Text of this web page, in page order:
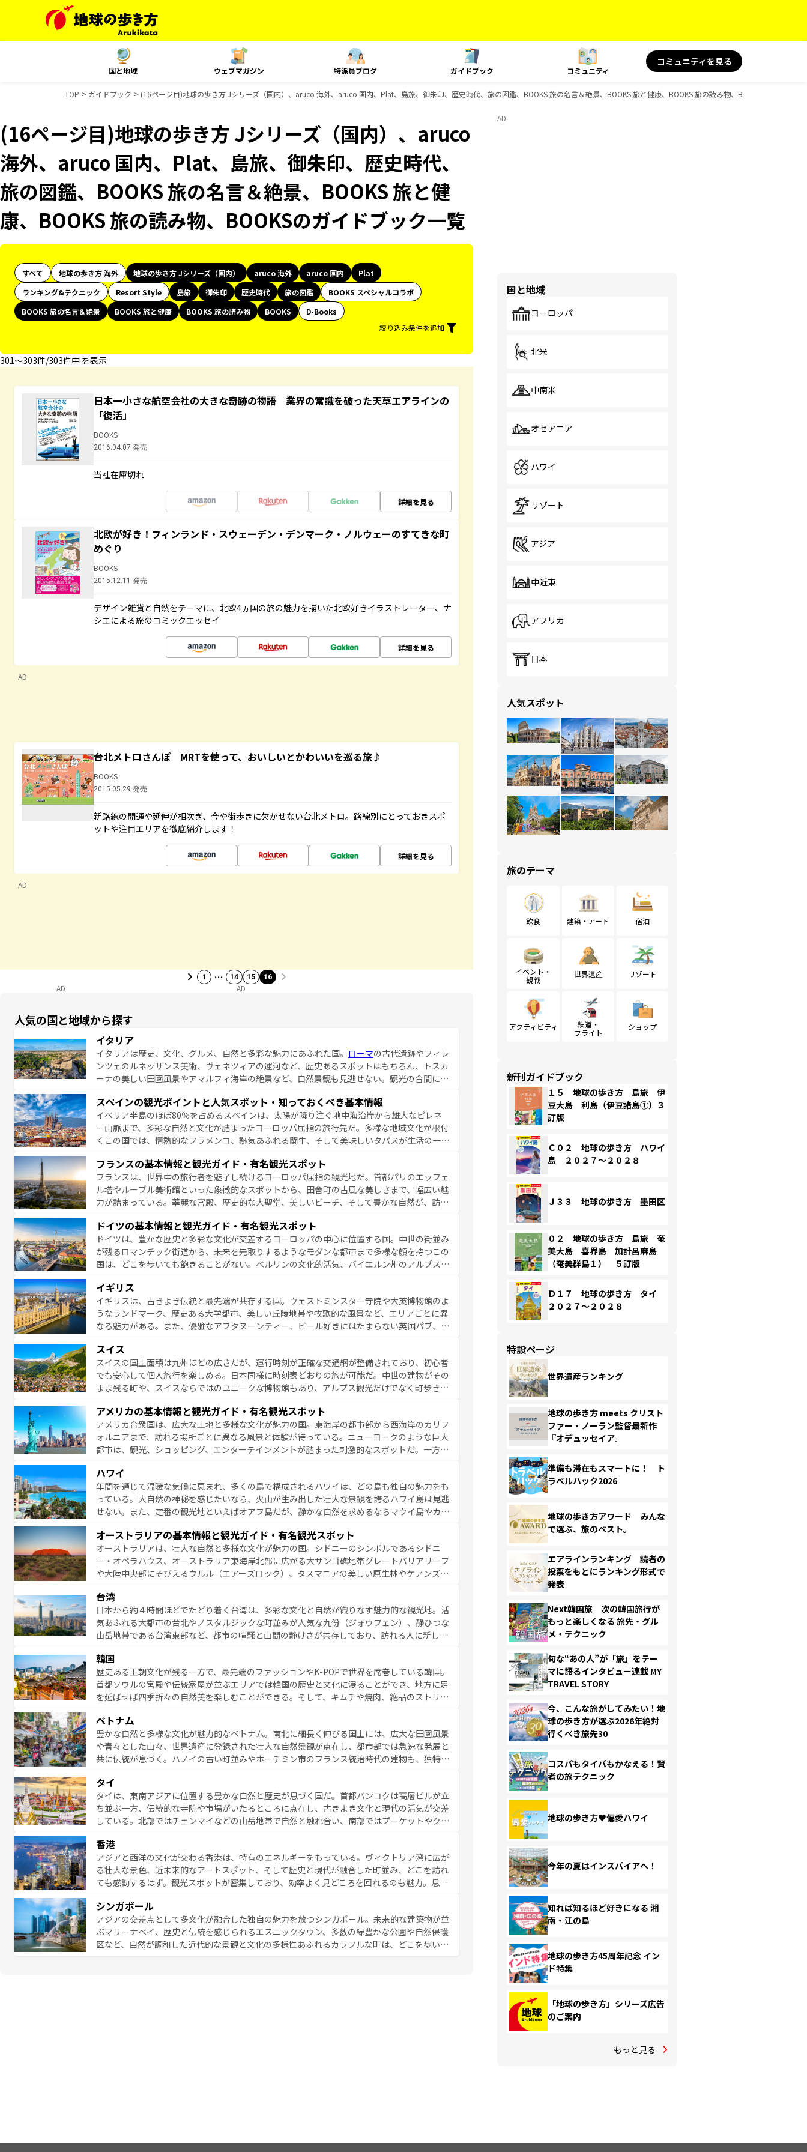
国と地域 ウェブマガジン 特派員ブログ ガイドブック コミュニティ
コミュニティを見る
TOP ガイドブック (16ページ目)地球の歩き方 Jシリーズ（国内）、aruco 海外、aruco 国内、Plat、島旅、御朱印、歴史時代、旅の図鑑、BOOKS 旅の名言＆絶景、BOOKS 旅と健康、BOOKS 旅の読み物、BOOKSのガイドブ
(16ページ目)地球の歩き方 Jシリーズ（国内）、aruco
海外、aruco 国内、Plat、島旅、御朱印、歴史時代、
旅の図鑑、BOOKS 旅の名言＆絶景、BOOKS 旅と健
康、BOOKS 旅の読み物、BOOKSのガイドブック一覧
すべて 地球の歩き方 海外 地球の歩き方 Jシリーズ（国内） aruco 海外 aruco 国内
Plat
ランキング&テクニック
Resort Style 島旅 御朱印 歴史時代 旅の図鑑
BOOKS スペシャルコラボ
BOOKS 旅の名言＆絶景
BOOKS 旅と健康 BOOKS 旅の読み物 BOOKS
D-Books
絞り込み条件を追加
301〜303件/303件中 を表示
日本一小さな航空会社の大きな奇跡の物語 業界の常識を破った天草エアラインの
「復活」
BOOKS
2016.04.07 発売
当社在庫切れ
詳細を見る
北欧が好き！フィンランド・スウェーデン・デンマーク・ノルウェーのすてきな町
めぐり
BOOKS
2015.12.11 発売
デザイン雑貨と自然をテーマに、北欧4ヵ国の旅の魅力を描いた北欧好きイラストレーター、ナ
シエによる旅のコミックエッセイ
詳細を見る
AD
台北メトロさんぽ MRTを使って、おいしいとかわいいを巡る旅♪
BOOKS
2015.05.29 発売
新路線の開通や延伸が相次ぎ、今や街歩きに欠かせない台北メトロ。路線別にとっておきスポ
ットや注目エリアを徹底紹介します！
詳細を見る
AD
1 … 14 15 16
AD AD
人気の国と地域から探す
イタリア
イタリアは歴史、文化、グルメ、自然と多彩な魅力にあふれた国。 ローマの古代遺跡やフィレ
ンツェのルネッサンス美術、ヴェネツィアの運河など、歴史あるスポットはもちろん、トスカ
ーナの美しい田園風景やアマルフィ海岸の絶景など、自然景観も見逃せない。観光の合間に
夜眠るまで、すべての瞬間を楽しませてくれるイタリアで、忘れられない旅をしてみよう！
なお、新着のイタリア情報はコンテンツ一覧を参照してほしい。
スペインの観光ポイントと人気スポット・知っておくべき基本情報
イベリア半島のほぼ80％を占めるスペインは、太陽が降り注ぐ地中海沿岸から雄大なピレネ
ー山脈まで、多彩な自然と文化が詰まったヨーロッパ屈指の旅行先だ。多様な地域文化が根付
くこの国では、情熱的なフラメンコ、熱気あふれる闘牛、そして美味しいタパスが生活の一部
ら、地方では古代ローマ遺跡や中世の城塞都市、穏やかなビーチリゾートまで多彩な表情を見
せる。地方によって風土や気候が異なるスペインはその個性で訪れる人を魅了する。 なお、
新着のスペイン情報はコンテンツ一覧を参照してほしい。
フランスの基本情報と観光ガイド・有名観光スポット
フランスは、世界中の旅行者を魅了し続けるヨーロッパ屈指の観光地だ。首都パリのエッフェ
ル塔やルーブル美術館といった象徴的なスポットから、田舎町の古風な美しさまで、幅広い魅
力が詰まっている。華麗な宮殿、歴史的な大聖堂、美しいビーチ、そして豊かな自然が、訪れ
無形文化遺産にも登録されている。シャンパンの発祥地であるランス、プロヴァンスの香り高
いラベンダー畑など、多彩な楽しみ方が可能だ。さらに、パリ以外の地域にも魅力が溢れてお
り、どの街角にも豊かな歴史と文化が息づいている。パリ以外の個性あふれる地方に足を運ぶ
とそれぞれで全く異なる文化を体験できるだろう。 なお、新着のフランス情報はコンテンツ
ドイツの基本情報と観光ガイド・有名観光スポット
ドイツは、豊かな歴史と多彩な文化が交差するヨーロッパの中心に位置する国。中世の街並み
が残るロマンチック街道から、未来を先取りするようなモダンな都市まで多様な顔を持つこの
国は、どこを歩いても飽きることがない。ベルリンの文化的活気、バイエルン州のアルプスの
ら地元の人と過ごす楽しい時間は、お酒好きな人にはぜひ体験してほしい。 なお、新着のド
イツ情報はコンテンツ一覧を参照してほしい。
イギリス
イギリスは、古きよき伝統と最先端が共存する国。ウェストミンスター寺院や大英博物館のよ
うなランドマーク、歴史ある大学都市、美しい丘陵地帯や牧歌的な風景など、エリアごとに異
なる魅力がある。また、優雅なアフタヌーンティー、ビール好きにはたまらない英国パブ、サ
お、新着のイギリス情報は
スイス
スイスの国土面積は九州ほどの広さだが、運行時刻が正確な交通網が整備されており、初心者
でも安心して個人旅行を楽しめる。日本同様に時刻表どおりの旅が可能だ。中世の建物がその
まま残る町や、スイスならではのユニークな博物館もあり、アルプス観光だけでなく町歩きも
ービスもあり、うまく活用すれば市内交通費無料で観光を楽しむこともできる。 なお、新着
のスイス情報はコンテンツ一覧 を参照してほしい。
アメリカの基本情報と観光ガイド・有名観光スポット
アメリカ合衆国は、広大な土地と多様な文化が魅力の国。東海岸の都市部から西海岸のカリフ
ォルニアまで、訪れる場所ごとに異なる風景と体験が待っている。ニューヨークのような巨大
都市は、観光、ショッピング、エンターテインメントが詰まった刺激的なスポットだ。一方、
絶景が堪能できる。さらに、南部のニューオーリンズでは、音楽と美食が融合した独特の文化
が魅力。旅行者はアメリカの各地域で異なる魅力を楽しみながら、その多様性と豊かな歴史を
感じることができるだろう。車でのロードトリップや列車の旅も、アメリカならではの贅沢な
旅のスタイルだ。 なお、新着のアメリカ情報はコンテンツ一覧を参照してほしい。
ハワイ
年間を通じて温暖な気候に恵まれ、多くの島で構成されるハワイは、どの島も独自の魅力をも
っている。大自然の神秘を感じたいなら、火山が生み出した壮大な景観を誇るハワイ島は見逃
せない。また、定番の観光地といえばオアフ島だが、静かな自然を求めるならマウイ島やカウ
る。「アロハスピリット」と呼ばれるおもてなしの心で訪れる人々を迎えてくれるハワイの
人々、おいしいローカルフードやハワイアンミュージック、伝統的なフラダンスなど、すべて
がハワイの魅力を彩っている。訪れるたびに新しい発見と感動が待っているハワイを、存分に
味わってほしい。 なお、新着のハワイ情報はコンテンツ一覧を参照してほしい。
オーストラリアの基本情報と観光ガイド・有名観光スポット
オーストラリアは、壮大な自然と多様な文化が魅力の国。シドニーのシンボルであるシドニ
ー・オペラハウス、オーストラリア東海岸北部に広がる大サンゴ礁地帯グレートバリアリーフ
や大陸中央部にそびえるウルル（エアーズロック）、タスマニアの美しい原生林やケアンズの
豊かで、美味しいものであふれている。アクティビティも充実しており、サーフィンやダイビ
ング、ハイキングなど、アウトドア好きにはたまらない。オーストラリアの多彩な魅力を存分
に味わいつくそう。 なお、新着のオーストラリア情報はコンテンツ一覧を参照してほしい。
台湾
日本から約４時間ほどでたどり着く台湾は、多彩な文化と自然が織りなす魅力的な観光地。活
気あふれる大都市の台北やノスタルジックな町並みが人気な九份（ジォウフェン）、静ひつな
山岳地帯である台湾東部など、都市の喧騒と山間の静けさが共存しており、訪れる人に新しい
から高級料理、ヘルシーで美容にもいいと評判のスイーツなど、バラエティ豊かな料理が味わ
える。 なお、新着の台湾情報はコンテンツ一覧を参照してほしい。
韓国
歴史ある王朝文化が残る一方で、最先端のファッションやK-POPで世界を席巻している韓国。
首都ソウルの宮殿や伝統家屋が並ぶエリアでは韓国の歴史と文化に浸ることができ、地方に足
を延ばせば四季折々の自然美を楽しむことができる。そして、キムチや焼肉、絶品のストリー
能できる。あたたかいホスピタリティに包まれながら、韓国の多彩な魅力を心ゆくまで味わっ
てみてほしい。 なお、新着の韓国情報はコンテンツ一覧を参照してほしい。
ベトナム
豊かな自然と多様な文化が魅力的なベトナム。南北に細長く伸びる国土には、広大な田園風景
や青々とした山々、世界遺産に登録された壮大な自然景観が点在し、都市部では急速な発展と
共に伝統が息づく。ハノイの古い町並みやホーチミン市のフランス統治時代の建物も、独特の
まないベトナム料理も魅力のひとつ。フォーやバインミー、ベトナムコーヒーなどは、ぜひ現
地で味わいたい。どの地域を訪れてもあたたかい人々が旅行者を迎えてくれるので、きっと忘
れられない旅になるはずだ。 なお、新着のベトナム情報はコンテンツ一覧を参照してほし
い。
タイ
タイは、東南アジアに位置する豊かな自然と歴史が息づく国だ。首都バンコクは高層ビルが立
ち並ぶ一方、伝統的な寺院や市場がいたるところに点在し、古きよき文化と現代の活気が交差
している。北部ではチェンマイなどの山岳地帯で自然と触れ合い、南部ではプーケットやクラ
ら高級レストランまで味覚を刺激する。気候は一年中温暖で、どの季節にも異なる楽しみが待
っている。親しみやすいタイの人々、仏教を中心とした文化、そして多様な観光資源が、訪れ
る旅人を魅了し続ける。 なお、新着のタイ情報はコンテンツ一覧を参照してほしい。
香港
アジアと西洋の文化が交わる香港は、特有のエネルギーをもっている。ヴィクトリア湾に広が
る壮大な景色、近未来的なアートスポット、そして歴史と現代が融合した町並み、どこを訪れ
ても感動するはず。観光スポットが密集しており、効率よく見どころを回れるのも魅力。息を
報はコンテンツ一覧
シンガポール
アジアの交差点として多文化が融合した独自の魅力を放つシンガポール。未来的な建築物が並
ぶマリーナベイ、歴史と伝統を感じられるエスニックタウン、多数の緑豊かな公園や自然保護
区など、自然が調和した近代的な景観と文化の多様性あふれるカラフルな町は、どこを歩いて
AD
国と地域
ヨーロッパ
北米
中南米
オセアニア
ハワイ
リゾート
アジア
中近東
アフリカ
日本
人気スポット
旅のテーマ
飲食 建築・アート 宿泊
イベント・
観戦
世界遺産 リゾート
アクティビティ
鉄道・
フライト
ショップ
新刊ガイドブック
１５ 地球の歩き方 島旅 伊
豆大島 利島（伊豆諸島①）３
訂版
Ｃ０２ 地球の歩き方 ハワイ
島 ２０２７～２０２８
Ｊ３３ 地球の歩き方 墨田区
０２ 地球の歩き方 島旅 奄
美大島 喜界島 加計呂麻島
（奄美群島１） ５訂版
Ｄ１７ 地球の歩き方 タイ
２０２７～２０２８
特設ページ
世界遺産ランキング
地球の歩き方 meets クリスト
ファー・ノーラン監督最新作
『オデュッセイア』
準備も滞在もスマートに！ ト
ラベルハック2026
地球の歩き方アワード みんな
で選ぶ、旅のベスト。
エアラインランキング 読者の
投票をもとにランキング形式で
発表
Next韓国旅 次の韓国旅行が
もっと楽しくなる 旅先・グル
メ・テクニック
旬な“あの人”が「旅」をテー
マに語るインタビュー連載 MY
TRAVEL STORY
今、こんな旅がしてみたい！地
球の歩き方が選ぶ2026年絶対
行くべき旅先30
コスパもタイパもかなえる！賢
者の旅テクニック
地球の歩き方♥偏愛ハワイ
今年の夏はインスパイアへ！
知れば知るほど好きになる 湘
南・江の島
地球の歩き方45周年記念 イン
ド特集
「地球の歩き方」シリーズ広告
のご案内
もっと見る